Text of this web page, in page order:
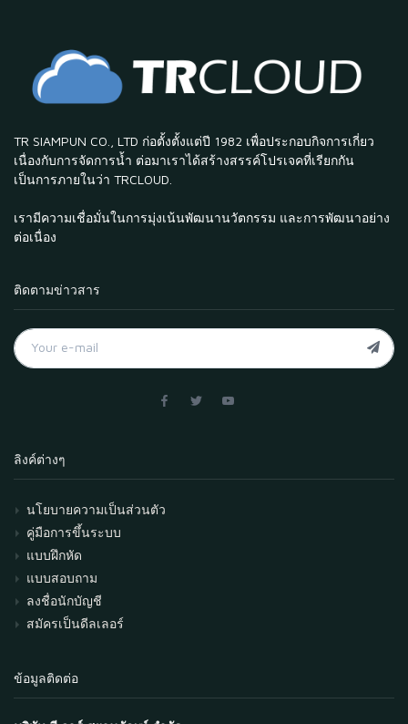
TR SIAMPUN CO., LTD ก่อตั้งตั้งแต่ปี 1982 เพื่อประกอบกิจการเกี่ยว
เนื่องกับการจัดการน้ำ ต่อมาเราได้สร้างสรรค์โปรเจคที่เรียกกัน
เป็นการภายในว่า TRCLOUD.
เรามีความเชื่อมั่นในการมุ่งเน้นพัฒนานวัตกรรม และการพัฒนาอย่าง
ต่อเนื่อง
ติดตามข่าวสาร
ลิงค์ต่างๆ
นโยบายความเป็นส่วนตัว
คู่มือการขึ้นระบบ
แบบฝึกหัด
แบบสอบถาม
ลงชื่อนักบัญชี
สมัครเป็นดีลเลอร์
ข้อมูลติดต่อ